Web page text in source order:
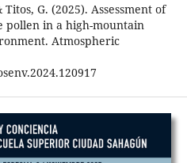
G. (2025). Assessment of
pollen in a high-mountain
Atmospheric